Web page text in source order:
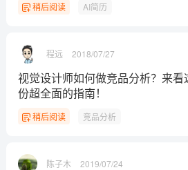
稍后阅读 AI简历
程远 2018/07/27
视觉设计师如何做竞品分析？来看
份超全面的指南！
稍后阅读 竞品分析
陈子木 2019/07/24